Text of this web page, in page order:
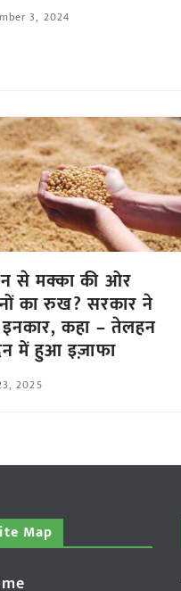
3, 2024
से मक्का की ओर
का रुख? सरकार ने
इनकार, कहा – तेलहन
में हुआ इज़ाफा
2025
Map